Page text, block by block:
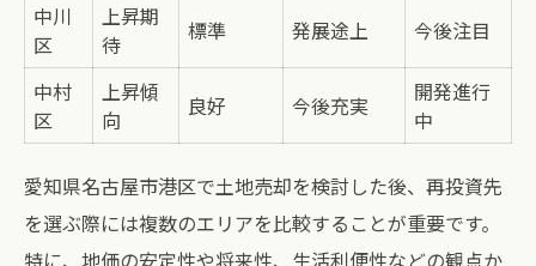
中川
区
上昇期
待
標準 発展途上 今後注目
中村
区
上昇傾
向
良好 今後充実
開発進行
中
愛知県名古屋市港区で土地売却を検討した後、再投資先
を選ぶ際には複数のエリアを比較することが重要です。
特に、地価の安定性や将来性、生活利便性などの観点か